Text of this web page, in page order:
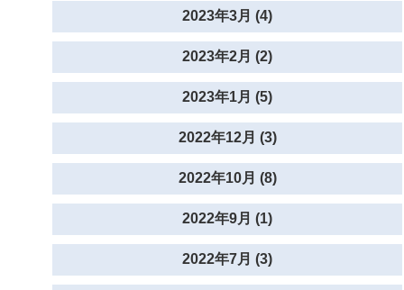
2023年3月 (4)
2023年2月 (2)
2023年1月 (5)
2022年12月 (3)
2022年10月 (8)
2022年9月 (1)
2022年7月 (3)